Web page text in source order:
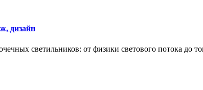
дизайн
светильников: от физики светового потока до